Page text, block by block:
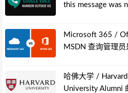
this message was
Microsoft 365 /
MSDN 查询管理
哈佛大学 /
University Alumni